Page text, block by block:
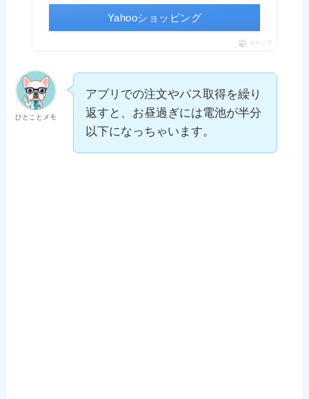
Yahooショッピング
ポチップ
ひとことメモ
アプリでの注文やパス取得を繰り
返すと、お昼過ぎには電池が半分
以下になっちゃいます。